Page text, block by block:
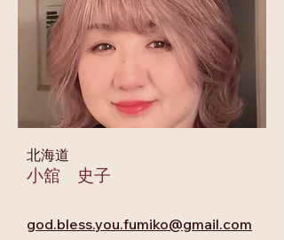
​北海道
小舘 史子
god.bless.you.fumiko@gmail.com